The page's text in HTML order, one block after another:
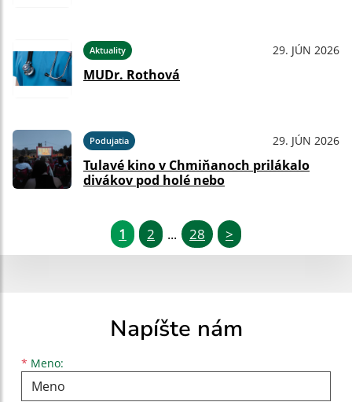
Aktuality 29. JÚN 2026
MUDr. Rothová
Podujatia 29. JÚN 2026
Tulavé kino v Chmiňanoch prilákalo
divákov pod holé nebo
1 2 ... 28 >
Napíšte nám
* Meno:
Meno
Priezvisko
E-mailová adresa